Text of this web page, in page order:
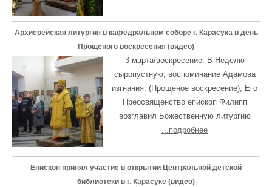
Архиерейская литургия в кафедральном соборе г. Карасука в день
Прощеного воскресения (видео)
3 марта/воскресение. В Неделю
сыропустную, воспоминание Адамова
изгнания, (Прощеное воскресение), Его
Преосвященство епископ Филипп
возглавил Божественную литургию
...подробнее
Епископ принял участие в открытии Центральной детской
библиотеки в г. Карасуке (видео)